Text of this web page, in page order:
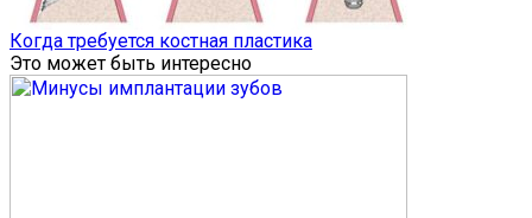
Когда требуется костная пластика
Это может быть интересно